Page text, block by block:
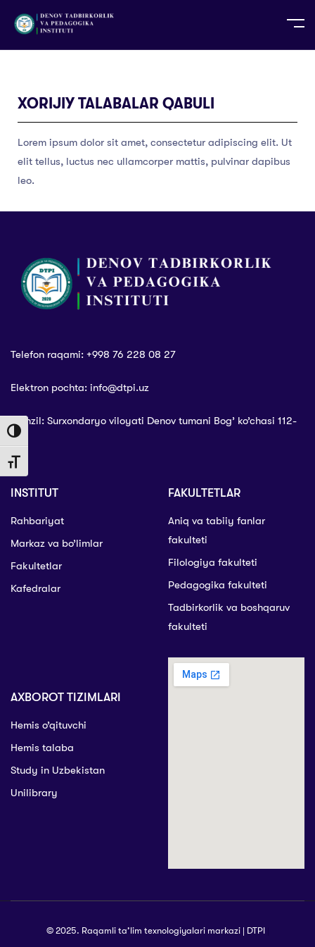
Toggle High Contrast
Toggle Font size
TG TR
XORIJIY TALABALAR QABULI
Lorem ipsum dolor sit amet, consectetur adipiscing elit. Ut
elit tellus, luctus nec ullamcorper mattis, pulvinar dapibus
leo.
Telefon raqami: +998 76 228 08 27
Elektron pochta: info@dtpi.uz
Manzil: Surxondaryo viloyati Denov tumani Bog’ ko’chasi 112-
uy
INSTITUT
Rahbariyat
Markaz va bo’limlar
Fakultetlar
Kafedralar
FAKULTETLAR
Aniq va tabiiy fanlar
fakulteti
Filologiya fakulteti
Pedagogika fakulteti
Tadbirkorlik va boshqaruv
fakulteti
AXBOROT TIZIMLARI
Hemis o’qituvchi
Hemis talaba
Study in Uzbekistan
Unilibrary
© 2025. Raqamli ta’lim texnologiyalari markazi | DTPI